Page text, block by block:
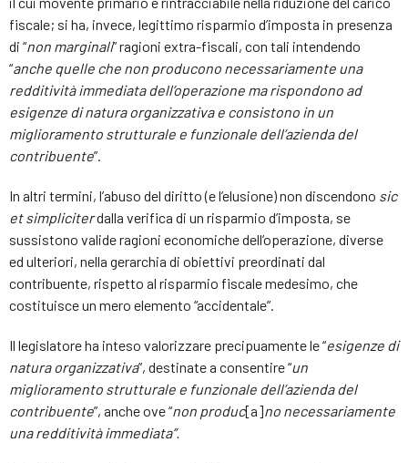
fiscale; si ha, invece, legittimo risparmio d’imposta in presenza
di “non marginali” ragioni extra-fiscali, con tali intendendo
“anche quelle che non producono necessariamente una
redditività immediata dell’operazione ma rispondono ad
esigenze di natura organizzativa e consistono in un
miglioramento strutturale e funzionale dell’azienda del
contribuente”.
In altri termini, l’abuso del diritto (e l’elusione) non discendono sic
et simpliciterdalla verifica di un risparmio d’imposta, se
sussistono valide ragioni economiche dell’operazione, diverse
ed ulteriori, nella gerarchia di obiettivi preordinati dal
contribuente, rispetto al risparmio fiscale medesimo, che
costituisce un mero elemento “accidentale”.
Il legislatore ha inteso valorizzare precipuamente le “esigenze di
natura organizzativa”, destinate a consentire “un
miglioramento strutturale e funzionale dell’azienda del
contribuente”, anche ove “non produc[a]no necessariamente
una redditività immediata”.